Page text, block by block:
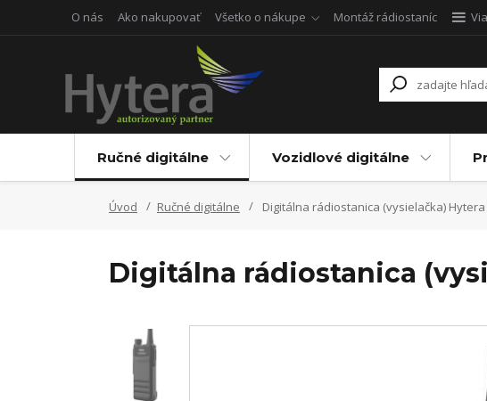
O nás Ako nakupovať Všetko o nákupe Montáž rádiostaníc
Ručné digitálne Vozidlové digitálne
Úvod Ručné digitálne Digitálna rádiostanica (vysielačka) Hytera
Digitálna rádiostanica